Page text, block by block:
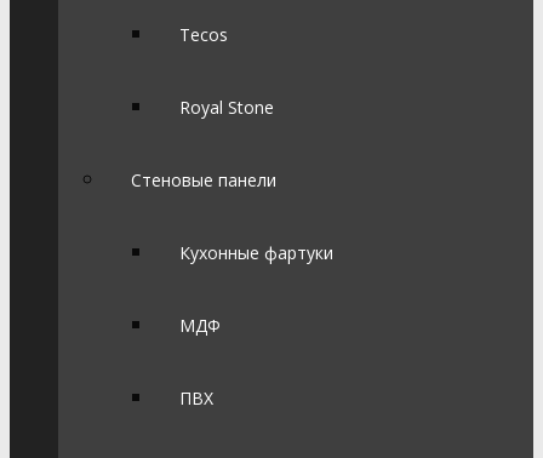
Tecos
Royal Stone
Стеновые панели
Кухонные фартуки
МДФ
ПВХ